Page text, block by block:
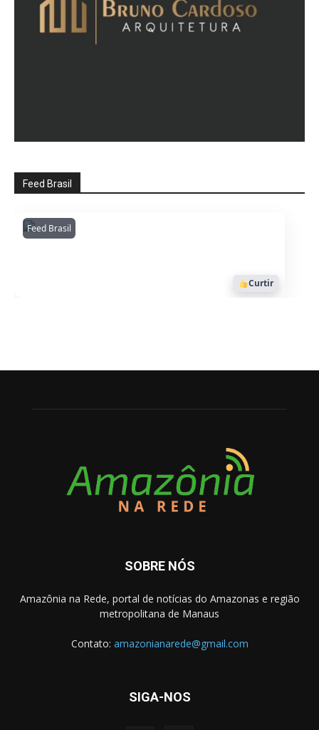
Feed Brasil
Feed BrasilAmazonianarede
1053
Curtir
SOBRE NÓS
Amazônia na Rede, portal de notícias do Amazonas e região
metropolitana de Manaus
Contato: amazonianarede@gmail.com
SIGA-NOS